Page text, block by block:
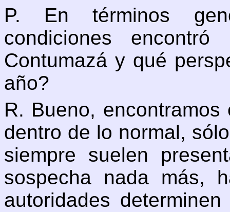
P. En términos
condiciones
Contumazá y qué
año?
R. Bueno,
dentro de lo normal,
siempre suelen
sospecha nada más,
autoridades